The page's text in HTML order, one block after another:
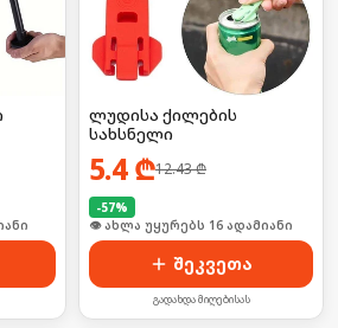
მა
ლუდისა ქილების
სახსნელი
5.4₾12.43₾
-57%
🛒 ბოლო 24სთ-ში იყიდა 20-მა
შეკვეთა
გადახდა მიღებისას